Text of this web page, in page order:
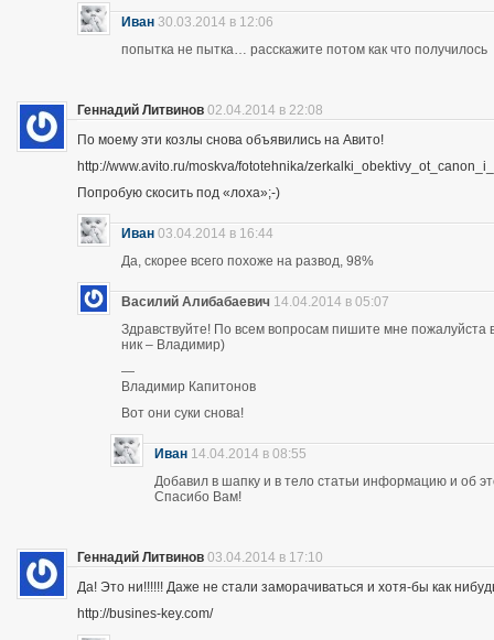
Иван 30.03.2014 в 12:06
попытка не пытка… расскажите потом как что получилось
Геннадий Литвинов 02.04.2014 в 22:08
По моему эти козлы снова объявились на Авито!
http://www.avito.ru/moskva/fototehnika/
Попробую скосить под «лоха»;-)
Иван 03.04.2014 в 16:44
Да, скорее всего похоже на развод, 98%
Василий Алибабаевич 14.04.2014 в 05:07
Здравствуйте! По всем вопросам пишите мне
ник – Владимир)
—
Владимир Капитонов
Вот они суки снова!
Иван 14.04.2014 в 08:55
Добавил в шапку и в тело статьи информацию и об
Спасибо Вам!
Геннадий Литвинов 03.04.2014 в 17:10
Да! Это ни!!!!!! Даже не стали заморачиваться и хотя-бы как
http://busines-key.com/